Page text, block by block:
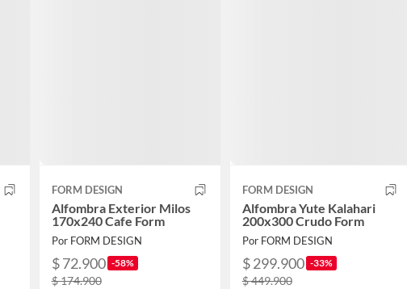
FORM DESIGN
Alfombra Exterior Milos
170x240 Cafe Form
Por FORM DESIGN
$ 72.900 -58%
$ 174.900
FORM DESIGN
Alfombra Yute Kalahari
200x300 Crudo Form
Por FORM DESIGN
$ 299.900 -33%
$ 449.900